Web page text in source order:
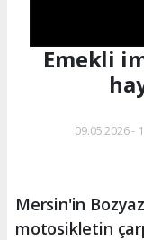
Emekli
09.05.2026 -
Mersin'in
motosikletin